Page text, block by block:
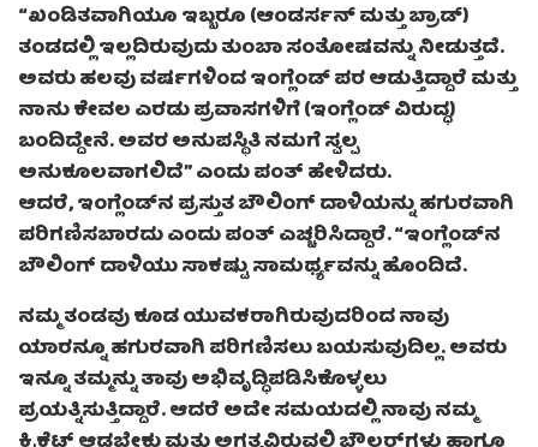
“ಖಂಡಿತವಾಗಿಯೂ ಇಬ್ಬರೂ (ಆಂಡರ್ಸನ್ ಮತ್ತು ಬ್ರಾಡ್)
ತಂಡದಲ್ಲಿ ಇಲ್ಲದಿರುವುದು ತುಂಬಾ ಸಂತೋಷವನ್ನು ನೀಡುತ್ತದೆ.
ಅವರು ಹಲವು ವರ್ಷಗಳಿಂದ ಇಂಗ್ಲೆಂಡ್ ಪರ ಆಡುತ್ತಿದ್ದಾರೆ ಮತ್ತು
ನಾನು ಕೇವಲ ಎರಡು ಪ್ರವಾಸಗಳಿಗೆ (ಇಂಗ್ಲೆಂಡ್ ವಿರುದ್ಧ)
ಬಂದಿದ್ದೇನೆ. ಅವರ ಅನುಪಸ್ಥಿತಿ ನಮಗೆ ಸ್ವಲ್ಪ
ಅನುಕೂಲವಾಗಲಿದೆ” ಎಂದು ಪಂತ್ ಹೇಳಿದರು.
ಆದರೆ, ಇಂಗ್ಲೆಂಡ್‌ನ ಪ್ರಸ್ತುತ ಬೌಲಿಂಗ್ ದಾಳಿಯನ್ನು ಹಗುರವಾಗಿ
ಪರಿಗಣಿಸಬಾರದು ಎಂದು ಪಂತ್ ಎಚ್ಚರಿಸಿದ್ದಾರೆ. “ಇಂಗ್ಲೆಂಡ್‌ನ
ಬೌಲಿಂಗ್ ದಾಳಿಯು ಸಾಕಷ್ಟು ಸಾಮರ್ಥ್ಯವನ್ನು ಹೊಂದಿದೆ.
ನಮ್ಮ ತಂಡವು ಕೂಡ ಯುವಕರಾಗಿರುವುದರಿಂದ ನಾವು
ಯಾರನ್ನೂ ಹಗುರವಾಗಿ ಪರಿಗಣಿಸಲು ಬಯಸುವುದಿಲ್ಲ. ಅವರು
ಇನ್ನೂ ತಮ್ಮನ್ನು ತಾವು ಅಭಿವೃದ್ಧಿಪಡಿಸಿಕೊಳ್ಳಲು
ಪ್ರಯತ್ನಿಸುತ್ತಿದ್ದಾರೆ. ಆದರೆ ಅದೇ ಸಮಯದಲ್ಲಿ ನಾವು ನಮ್ಮ